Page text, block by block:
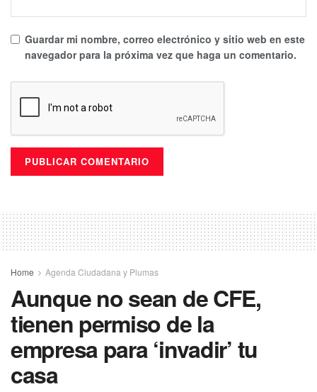
Guardar mi nombre, correo electrónico y sitio web en este
navegador para la próxima vez que haga un comentario.
Home Agenda Ciudadana y Plumas
Aunque no sean de CFE,
tienen permiso de la
empresa para ‘invadir’ tu
casa